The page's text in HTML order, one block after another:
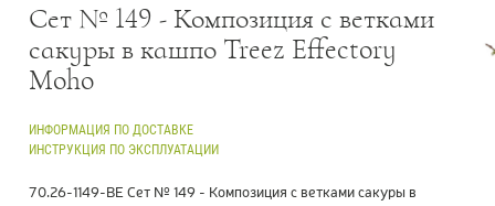
Ампельные растения 70
Кашпо
Дизайнерские композиции
Цветы
Сет № 149 - Композиция с ветками
сакуры в кашпо Treez Effectory
Moho
ИНФОРМАЦИЯ ПО ДОСТАВКЕ
ИНСТРУКЦИЯ ПО ЭКСПЛУАТАЦИИ
70.26-1149-BE Сет № 149 - Композиция с ветками сакуры в